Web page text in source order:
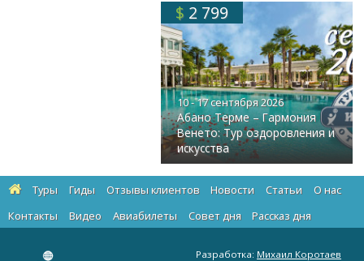
$ 2 799
10 - 17 сентября 2026
Абано Терме – Гармония
Венето: Тур оздоровления и
искусства
Туры Гиды Отзывы клиентов Новости Статьи
О нас
Контакты
Видео Авиабилеты Cовет дня Рассказ дня
Разработка: Михаил Коротаев